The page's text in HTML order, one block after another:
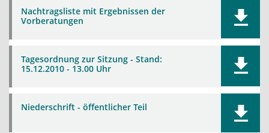
Nachtragsliste mit Ergebnissen der
Vorberatungen
Tagesordnung zur Sitzung - Stand:
15.12.2010 - 13.00 Uhr
Niederschrift - öffentlicher Teil